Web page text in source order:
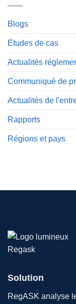
Blogs
Études de cas
Actualités
Communiqué de
Actualités de
Rapports
Régions et pays
Solution
RegASK analyse